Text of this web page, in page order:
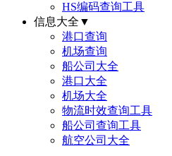
HS编码查询工具
信息大全 ▼
港口查询
机场查询
船公司大全
港口大全
机场大全
物流时效查询工具
船公司查询工具
航空公司大全